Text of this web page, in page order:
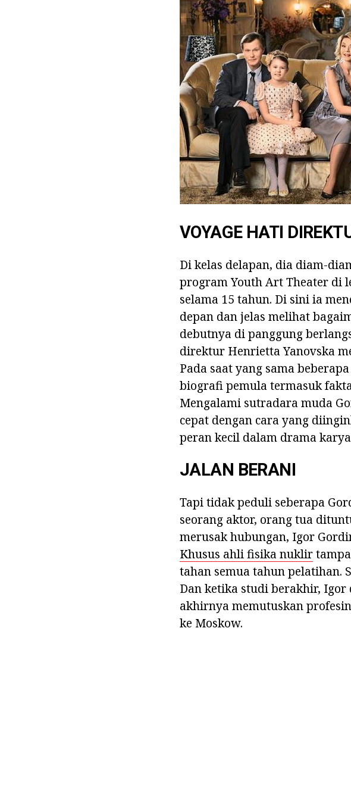
VOYAGE HATI
Di kelas delapan, dia diam-
program Youth Art Theater di
selama 15 tahun. Di sini ia
depan dan jelas melihat
debutnya di panggung
direktur Henrietta Yanovska
Pada saat yang sama
biografi pemula termasuk
Mengalami sutradara muda
cepat dengan cara yang
peran kecil dalam drama
JALAN BERANI
Tapi tidak peduli seberapa
seorang aktor, orang tua
merusak hubungan, Igor
Khusus ahli fisika nuklir
tahan semua tahun pelatihan.
Dan ketika studi berakhir,
akhirnya memutuskan
ke Moskow.